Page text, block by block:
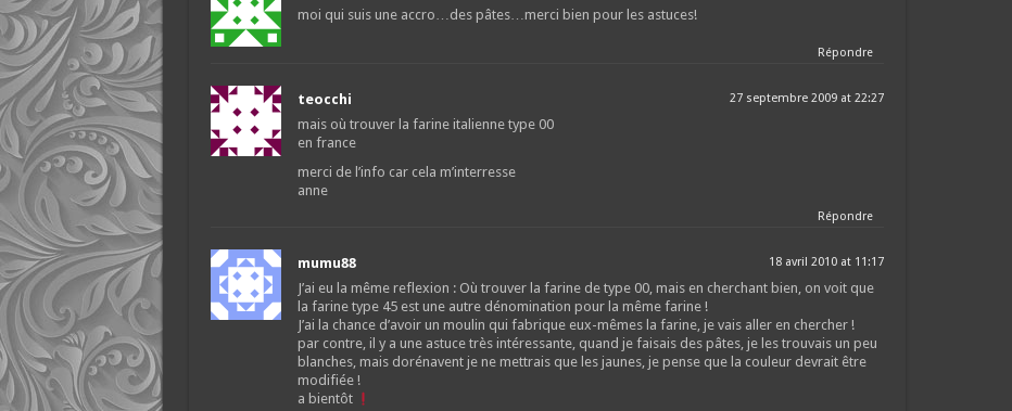
moi qui suis une accro…des pâtes…merci bien pour les astuces!
Répondre
teocchi 27 septembre 2009 at 22:27
mais où trouver la farine italienne type 00
en france
merci de l’info car cela m’interresse
anne
Répondre
mumu88 18 avril 2010 at 11:17
J’ai eu la même reflexion : Où trouver la farine de type 00, mais en cherchant bien, on voit que
la farine type 45 est une autre dénomination pour la même farine !
J’ai la chance d’avoir un moulin qui fabrique eux-mêmes la farine, je vais aller en chercher !
par contre, il y a une astuce très intéressante, quand je faisais des pâtes, je les trouvais un peu
blanches, mais dorénavent je ne mettrais que les jaunes, je pense que la couleur devrait être
modifiée !
a bientôt